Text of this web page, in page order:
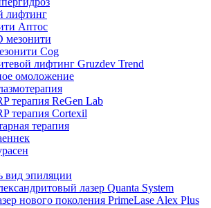
лифтинг
Аптос
мезонити
Cog
лифтинг Gruzdev Trend
омоложение
терапия ReGen Lab
терапия Cortexil
терапия
вид эпиляции
лазер Quanta System
нового поколения PrimeLase Alex Plus